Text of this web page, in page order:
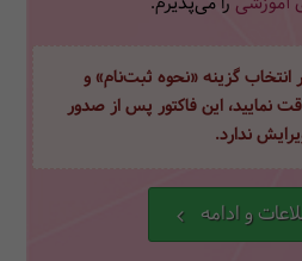
انتخاب گزینه «نحوه ثبت‌نام» و
نمایید، این فاکتور پس از صدور
ندارد.
و ادامه